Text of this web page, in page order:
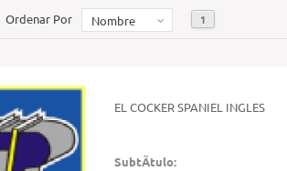
Ordenar Por Nombre 1
EL COCKER SPANIEL INGLES
SubtÃ­tulo: